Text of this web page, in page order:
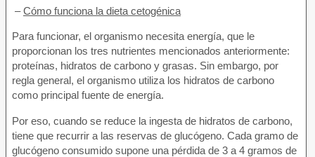
–Cómo funciona la dieta cetogénica
Para funcionar, el organismo necesita energía, que le
proporcionan los tres nutrientes mencionados anteriormente:
proteínas, hidratos de carbono y grasas. Sin embargo, por
regla general, el organismo utiliza los hidratos de carbono
como principal fuente de energía.
Por eso, cuando se reduce la ingesta de hidratos de carbono,
tiene que recurrir a las reservas de glucógeno. Cada gramo de
glucógeno consumido supone una pérdida de 3 a 4 gramos de